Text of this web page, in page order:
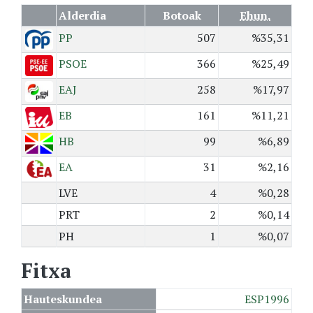
Alderdia Botoak
Ehun.
PP
507
%35,31
PSOE
366
%25,49
EAJ
258
%17,97
EB
161
%11,21
HB
99
%6,89
EA
31
%2,16
LVE
4
%0,28
PRT
2
%0,14
PH
1 %0,07
Fitxa
Hauteskundea ESP1996